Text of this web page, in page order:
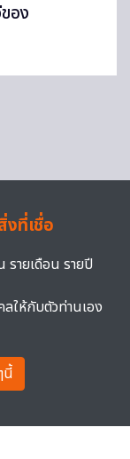
อง
งที่เชื่อ
รายเดือน รายปี
ให้กับตัวท่านเอง
นี้